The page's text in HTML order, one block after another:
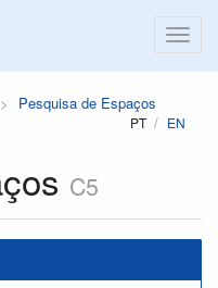
Pesquisa de Espaços
PT EN
C5